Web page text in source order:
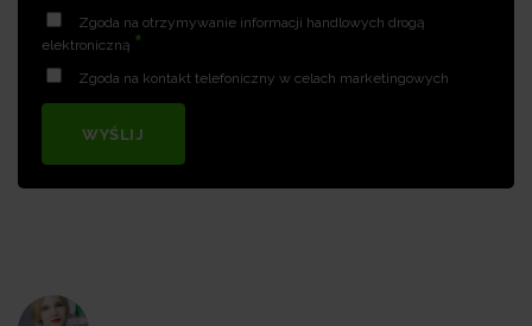
Zgoda na otrzymywanie informacji handlowych drogą
elektroniczną *
Zgoda na kontakt telefoniczny w celach marketingowych
WYŚLIJ